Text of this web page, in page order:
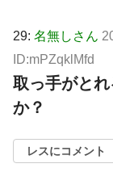
29: 名無しさん
ID:mPZqklMfd
取っ手がと
か？
レスにコメント